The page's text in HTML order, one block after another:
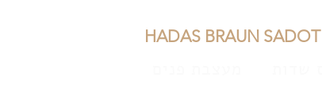
HADAS BRAUN SADOT